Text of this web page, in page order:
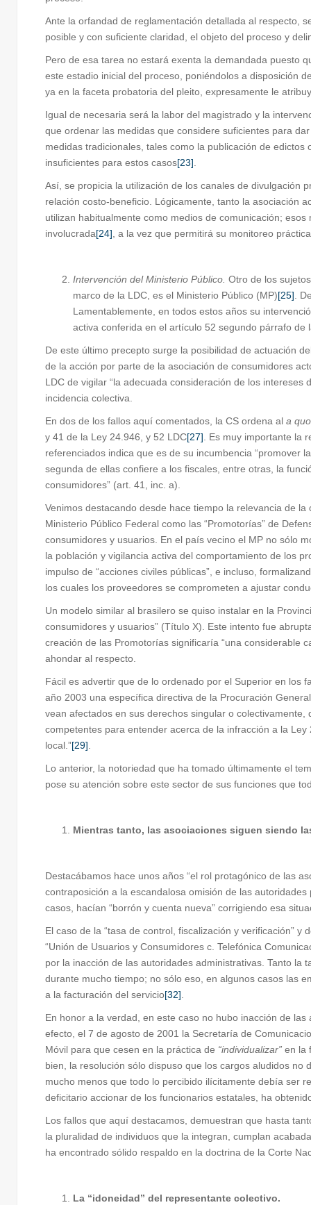
Ante la orfandad de reglamentación detallada al respecto,
posible y con suficiente claridad, el objeto del proceso y
Pero de esa tarea no estará exenta la demandada puesto
este estadio inicial del proceso, poniéndolos a disposición
ya en la faceta probatoria del pleito, expresamente le
Igual de necesaria será la labor del magistrado y la
que ordenar las medidas que considere suficientes para
medidas tradicionales, tales como la publicación de
insuficientes para estos casos[23]
Así, se propicia la utilización de los canales de divulgación
relación costo-beneficio. Lógicamente, tanto la asociación
utilizan habitualmente como medios de comunicación;
involucrada[24] , a la vez que permitirá su monitoreo
Intervención del Ministerio Público. Otro de los
marco de la LDC, es el Ministerio Público (MP)[25] .
Lamentablemente, en todos estos años su
activa conferida en el artículo 52 segundo párrafo de
De este último precepto surge la posibilidad de actuación
de la acción por parte de la asociación de consumidores
LDC de vigilar “la adecuada consideración de los
incidencia colectiva.
En dos de los fallos aquí comentados, la CS ordena al a quo
y 41 de la Ley 24.946, y 52 LDC[27] . Es muy importante la
referenciados indica que es de su incumbencia “promover
segunda de ellas confiere a los fiscales, entre otras, la
consumidores” (art. 41, inc. a).
Venimos destacando desde hace tiempo la relevancia de la
Ministerio Público Federal como las “Promotorías” de
consumidores y usuarios. En el país vecino el MP no sólo
la población y vigilancia activa del comportamiento de los
impulso de “acciones civiles públicas”, e incluso,
los cuales los proveedores se comprometen a ajustar
Un modelo similar al brasilero se quiso instalar en la
consumidores y usuarios” (Título X). Este intento fue
creación de las Promotorías significaría “una considerable
ahondar al respecto.
Fácil es advertir que de lo ordenado por el Superior en los
año 2003 una específica directiva de la Procuración
vean afectados en sus derechos singular o
competentes para entender acerca de la infracción a la
local.”[29]
Lo anterior, la notoriedad que ha tomado últimamente el
pose su atención sobre este sector de sus funciones que
Mientras tanto, las asociaciones siguen siendo
Destacábamos hace unos años “el rol protagónico de las
contraposición a la escandalosa omisión de las
casos, hacían “borrón y cuenta nueva” corrigiendo esa
El caso de la “tasa de control, fiscalización y verificación”
“Unión de Usuarios y Consumidores c. Telefónica
por la inacción de las autoridades administrativas. Tanto
durante mucho tiempo; no sólo eso, en algunos casos las
a la facturación del servicio[32]
En honor a la verdad, en este caso no hubo inacción de
efecto, el 7 de agosto de 2001 la Secretaría de
Móvil para que cesen en la práctica de “individualizar” en la
bien, la resolución sólo dispuso que los cargos aludidos
mucho menos que todo lo percibido ilícitamente debía ser
deficitario accionar de los funcionarios estatales, ha
Los fallos que aquí destacamos, demuestran que hasta
la pluralidad de individuos que la integran, cumplan
ha encontrado sólido respaldo en la doctrina de la Corte
La “idoneidad” del representante colectivo.